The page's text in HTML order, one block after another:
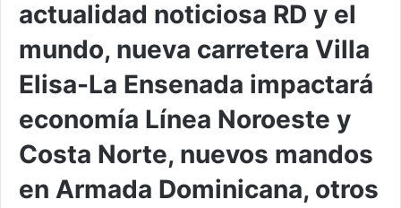
actualidad noticiosa RD y el
mundo, nueva carretera Villa
Elisa-La Ensenada impactará
economía Línea Noroeste y
Costa Norte, nuevos mandos
en Armada Dominicana, otros